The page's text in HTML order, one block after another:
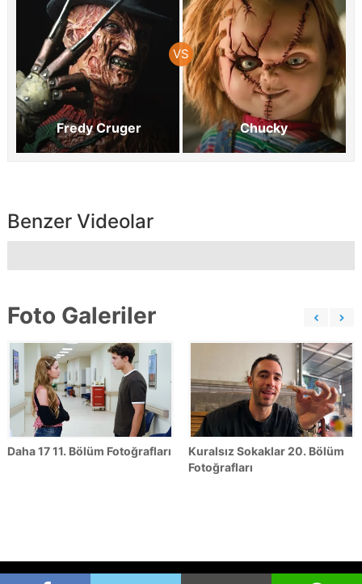
Fredy Cruger Chucky
Benzer Videolar
Foto Galeriler
Daha 17 11. Bölüm Fotoğrafları
Kuralsız Sokaklar 20. Bölüm
Fotoğrafları